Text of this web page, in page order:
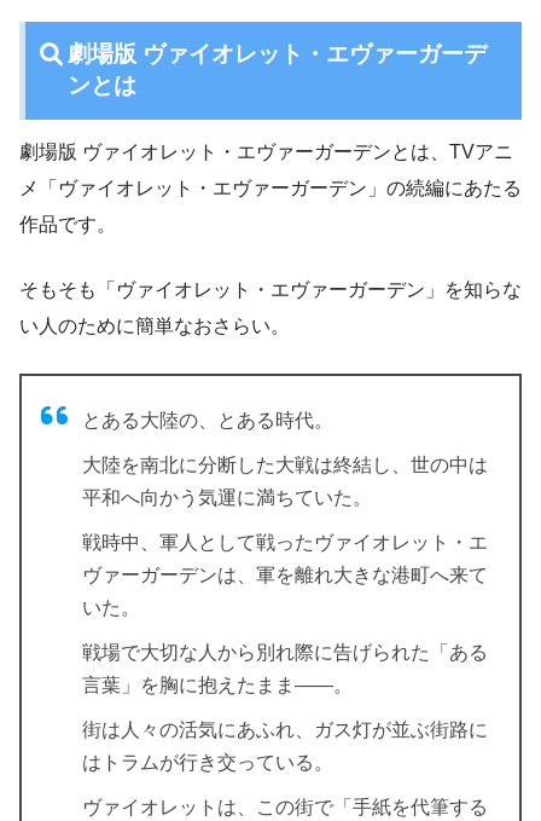
劇場版 ヴァイオレット・エヴァーガーデ
ンとは
劇場版 ヴァイオレット・エヴァーガーデンとは、TVアニ
メ「ヴァイオレット・エヴァーガーデン」の続編にあたる
作品です。
そもそも「ヴァイオレット・エヴァーガーデン」を知らな
い人のために簡単なおさらい。
とある大陸の、とある時代。
大陸を南北に分断した大戦は終結し、世の中は
平和へ向かう気運に満ちていた。
戦時中、軍人として戦ったヴァイオレット・エ
ヴァーガーデンは、軍を離れ大きな港町へ来て
いた。
戦場で大切な人から別れ際に告げられた「ある
言葉」を胸に抱えたまま――。
街は人々の活気にあふれ、ガス灯が並ぶ街路に
はトラムが行き交っている。
ヴァイオレットは、この街で「手紙を代筆する